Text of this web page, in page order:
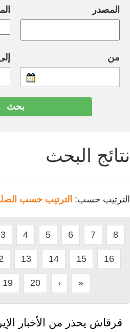
المصدر
من
نتائج البحث
الترتيب حسب: الترتيب حسب
3 4 5 6 7 8
13 14 15 16
19 20 › »
قرقاش يحذر من الأخبار